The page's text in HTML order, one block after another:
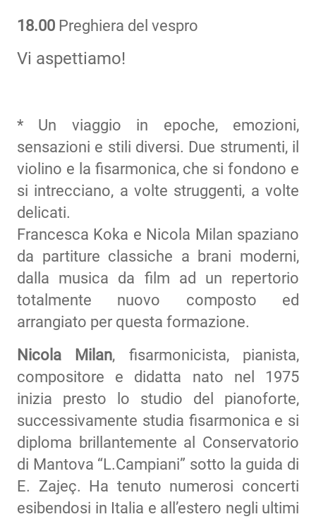
18.00 Preghiera del vespro
Vi aspettiamo!
* Un viaggio in epoche, emozioni,
sensazioni e stili diversi. Due strumenti, il
violino e la fisarmonica, che si fondono e
si intrecciano, a volte struggenti, a volte
delicati.
Francesca Koka e Nicola Milan spaziano
da partiture classiche a brani moderni,
dalla musica da film ad un repertorio
totalmente nuovo composto ed
arrangiato per questa formazione.
Nicola Milan, fisarmonicista, pianista,
compositore e didatta nato nel 1975
inizia presto lo studio del pianoforte,
successivamente studia fisarmonica e si
diploma brillantemente al Conservatorio
di Mantova “L.Campiani” sotto la guida di
E. Zajeç. Ha tenuto numerosi concerti
esibendosi in Italia e all’estero negli ultimi